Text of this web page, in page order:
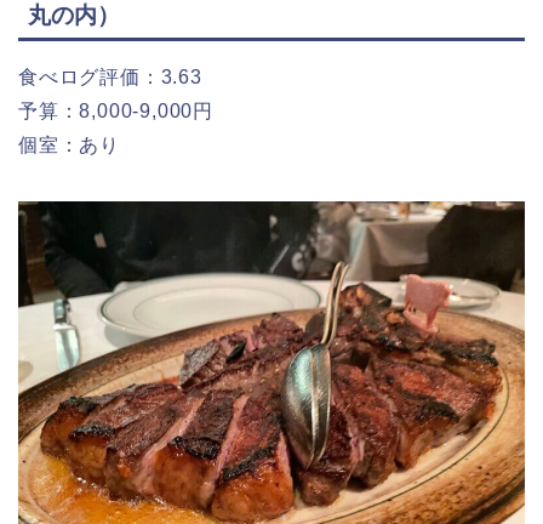
丸の内）
食べログ評価：3.63
予算：8,000-9,000円
個室：あり